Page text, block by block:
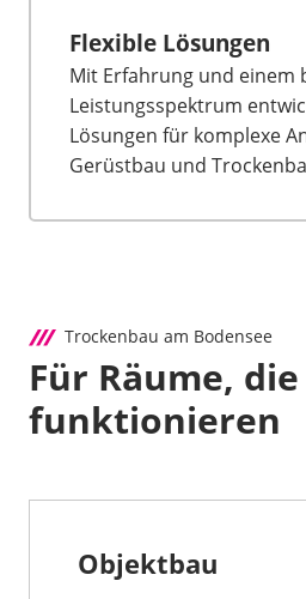
Flexible Lösungen
Mit Erfahrung und einem
Leistungsspektrum
Lösungen für komplexe
Gerüstbau und
Trockenbau am Bodensee
Für Räume,
funktionieren
Objektbau